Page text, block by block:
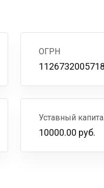
ОГРН
1126732005718
Уставный
10000.00 руб.